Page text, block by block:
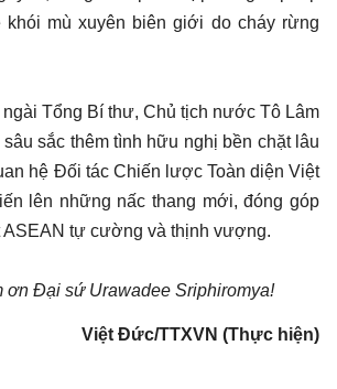
khói mù xuyên biên giới do cháy rừng
Tổng Bí thư, Chủ tịch nước Tô Lâm
sắc thêm tình hữu nghị bền chặt lâu
hệ Đối tác Chiến lược Toàn diện Việt
lên những nấc thang mới, đóng góp
ASEAN tự cường và thịnh vượng.
ơn Đại sứ Urawadee Sriphiromya!
Việt Đức/TTXVN (Thực hiện)